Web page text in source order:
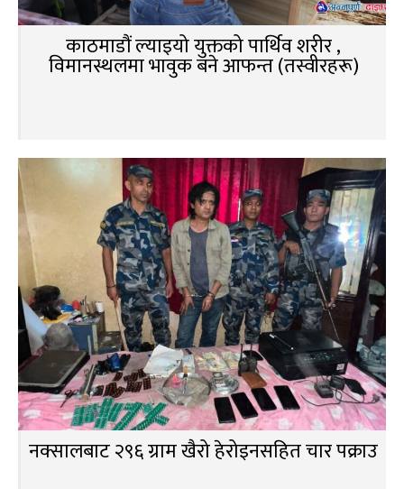
काठमाडौं ल्याइयो युक्तको पार्थिव शरीर ,
विमानस्थलमा भावुक बने आफन्त (तस्वीरहरू)
नक्सालबाट २९६ ग्राम खैरो हेरोइनसहित चार पक्राउ